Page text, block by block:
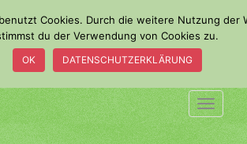
Cookies. Durch die weitere Nutzung der
du der Verwendung von Cookies zu.
OK DATENSCHUTZERKLÄRUNG